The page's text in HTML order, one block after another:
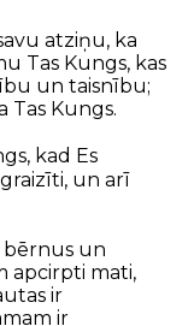
atziņu, ka
Tas Kungs, kas
un taisnību;
Tas Kungs.
kad Es
un arī
bērnus un
apcirpti mati,
ir
ir